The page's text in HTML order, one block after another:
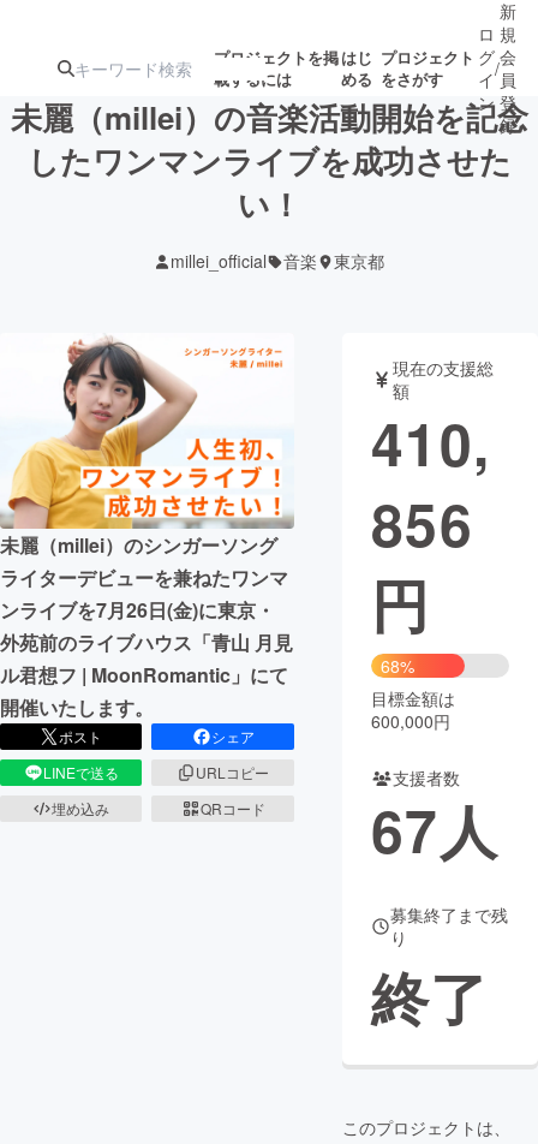
プロジェクトを掲
載するには
はじ
める
プロジェクト
をさがす
注目の新着プロ
テクノロジー・ガジェット
映像・映画 書籍・雑誌
ビジネス・起業 チャレンジ
まちづくり・地域活性化
CAMPFIRE for Social Good CAMPFIRE Creation
CAMPFIREふるさと納税
コミュニティ
ロ
グ
イ
ン
/
新
規
会
員
登
録
未麗（millei）の音楽活動開始を記念
したワンマンライブを成功させた
い！
millei_official 音楽 東京都
未麗（millei）のシンガーソング
ライターデビューを兼ねたワンマ
ンライブを7月26日(金)に東京・
外苑前のライブハウス「青山 月見
ル君想フ | MoonRomantic」にて
開催いたします。
ポスト
シェア
LINEで送る
URLコピー
埋め込み
QRコード
現在の支援総
額
410,
856
円
68%
目標金額は
600,000円
支援者数
67人
募集終了まで残
り
終了
このプロジェクトは、